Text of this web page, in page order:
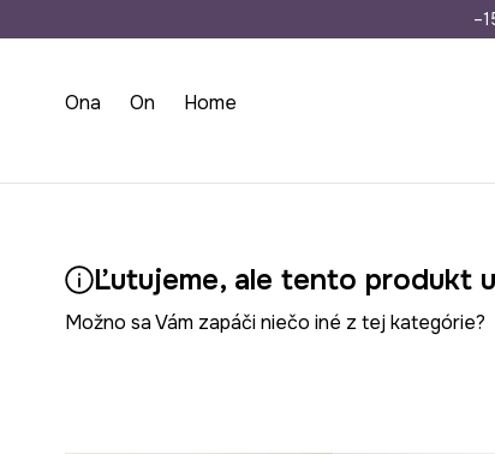
Ona On Home
Ľutujeme, ale tento produkt
Možno sa Vám zapáči niečo iné z tej kategórie?